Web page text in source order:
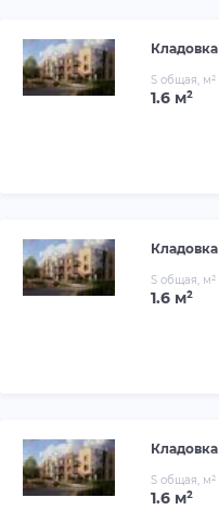
Кладовка
S общая, м²
1.6 м²
Кладовка
S общая, м²
1.6 м²
Кладовка
S общая, м²
1.6 м²